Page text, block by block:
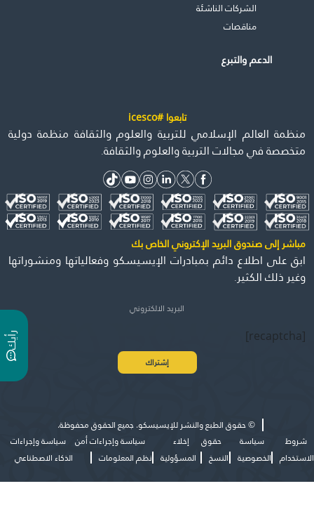
ر
أ
ي
ك
الشركات الناشئة
مناقصات
الدعم والتبرع
تابعوا #icesco
منظمة العالم الإسلامي للتربية والعلوم والثقافة منظمة دولية
متخصصة في مجالات التربية والعلوم والثقافة.
مباشر إلى صندوق البريد الإكتروني الخاص بك
ابق على اطلاع دائم بمبادرات الإيسيسكو وفعالياتها ومنشوراتها
وغير ذلك الكثير.
[recaptcha]
©حقوق الطبع والنشر للإيسيسكو. جميع الحقوق محفوظة.
شروط
الاستخدام
سياسة
الخصوصية
حقوق
النسخ
إخلاء
المسؤولية
سياسة وإجراءات أمن
نظم المعلومات
سياسة وإجراءات
الذكاء الاصطناعي